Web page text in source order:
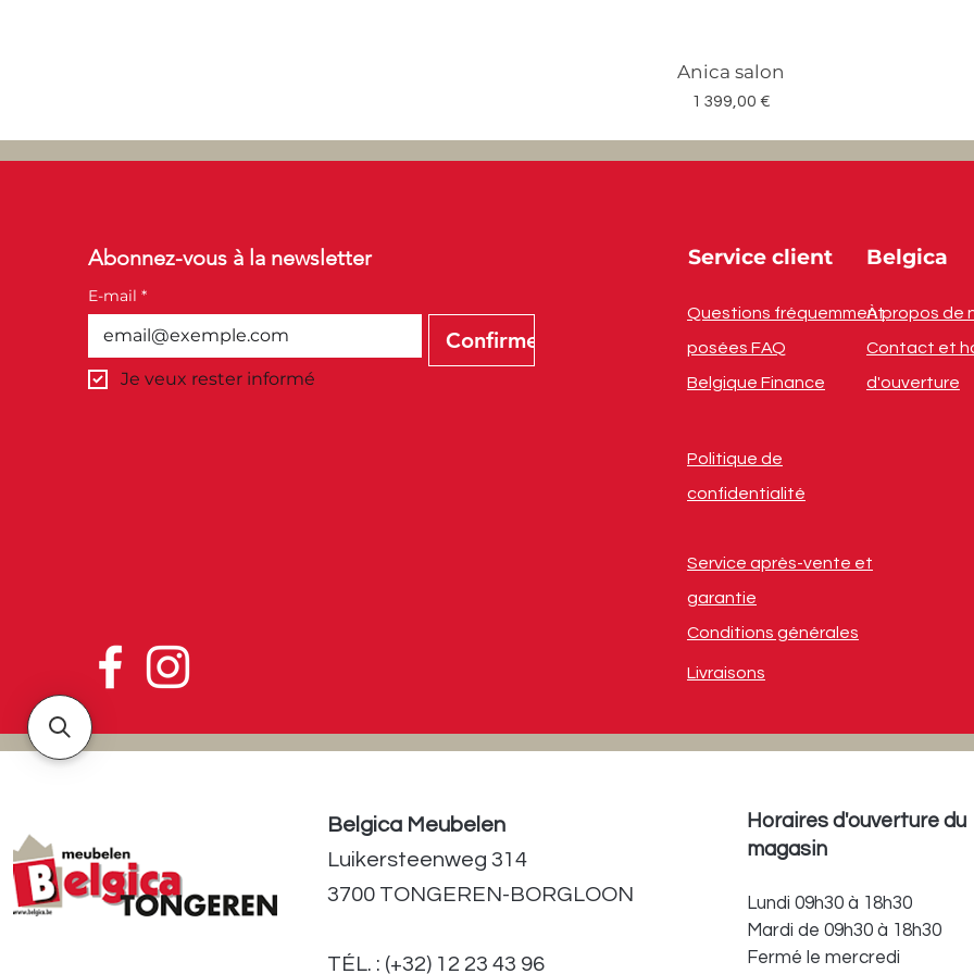
Anica salon
Prix
1 399,00 €
Abonnez-vous à la newsletter
E-mail *
Confirmer
Je veux rester informé
Service client
Questions fréquemment
posées FAQ
Belgique Finance
Politique de
confidentialité
Service après-vente et
garantie
Conditions générales
Livraisons
Belgica
À propos de
Contact et
d'ouverture
Belgica Meubelen
Luikersteenweg 314
3700 TONGEREN-BORGLOON
TÉL. : (+32) 12 23 43 96
Horaires d'ouverture du
magasin
Lundi 09h30 à 18h30
Mardi de 09h30 à 18h30
Fermé le mercredi